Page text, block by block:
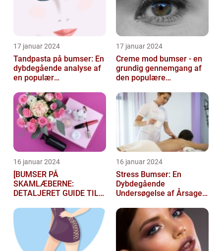
17 januar 2024
Tandpasta på bumser: En
dybdegående analyse af
en populær
17 januar 2024
Creme mod bumser - en
grundig gennemgang af
den populære
16 januar 2024
[BUMSER PÅ
SKAMLÆBERNE:
DETALJERET GUIDE TIL
BEHANDLING]
16 januar 2024
Stress Bumser: En
Dybdegående
Undersøgelse af Årsager,
Forebyggelse